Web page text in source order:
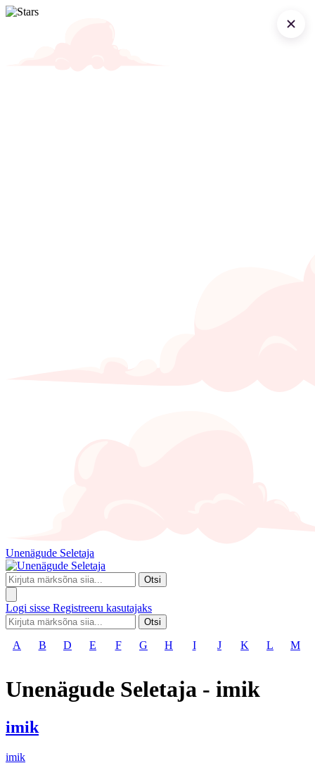
Unenägude Seletaja
Otsi
Logi sisse Registreeru kasutajaks
Otsi
A B D E F G H I J K L M
Unenägude Seletaja - imik
imik
imik